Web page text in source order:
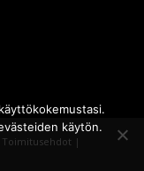
Toimitusehdot |
käytön.